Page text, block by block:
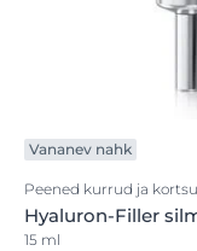
Vananev nahk
Peened kurrud ja
Hyaluron-Filler
15 ml